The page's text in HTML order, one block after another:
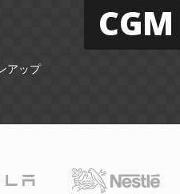
アップ
CGM